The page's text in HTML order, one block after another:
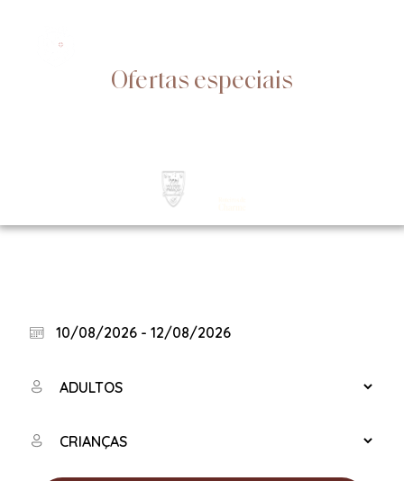
Ofertas especiais